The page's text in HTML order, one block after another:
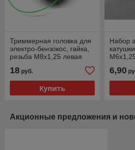
Триммерная головка для
электро-бензокос, гайка,
резьба M8x1,25 левая
18 руб.
Купить
Набор
6,90
Акционные предложения и